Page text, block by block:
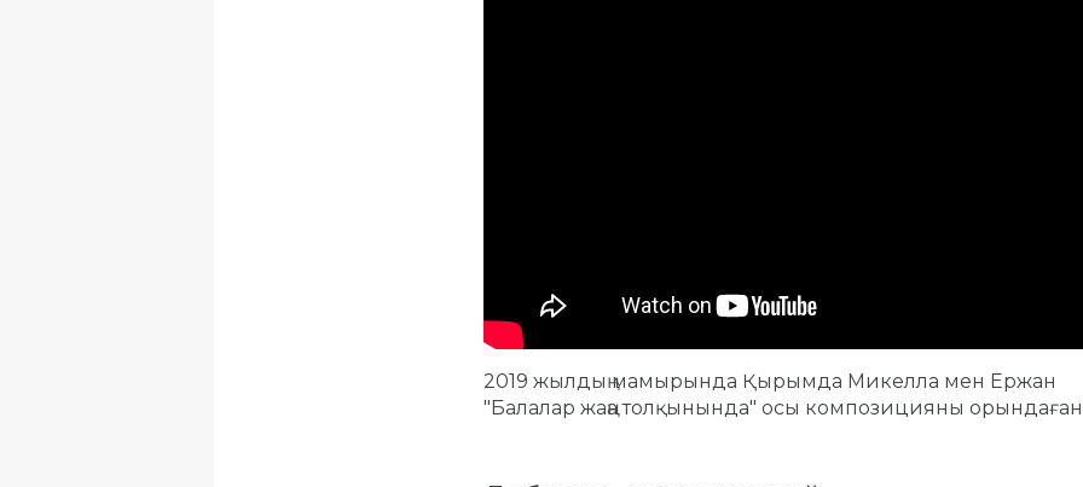
2019 жылдың мамырында Қырымда Микелла мен Ержан
"Балалар жаңа толқынында" осы композицияны